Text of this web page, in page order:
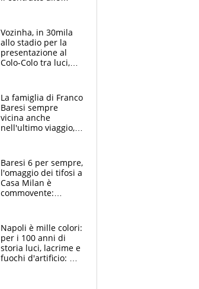
Vozinha, in 30mila
allo stadio per la
presentazione al
Colo-Colo tra luci,
La famiglia di Franco
Baresi sempre
vicina anche
nell'ultimo viaggio,
circondati
dall'affetto dei tifosi
Baresi 6 per sempre,
l'omaggio dei tifosi a
Casa Milan è
commovente:
bigliettini
Napoli è mille colori:
per i 100 anni di
storia luci, lacrime e
fuochi d'artificio: De